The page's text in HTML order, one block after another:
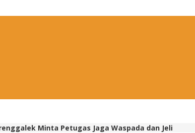
Minta Petugas Jaga Waspada dan Jeli